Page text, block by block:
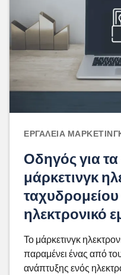
ΕΡΓΑΛΕΊΑ
Οδηγός για τα
μάρκετινγκ
ταχυδρομείου
ηλεκτρονικό
Το μάρκετινγκ
παραμένει ένας από
ανάπτυξης ενός